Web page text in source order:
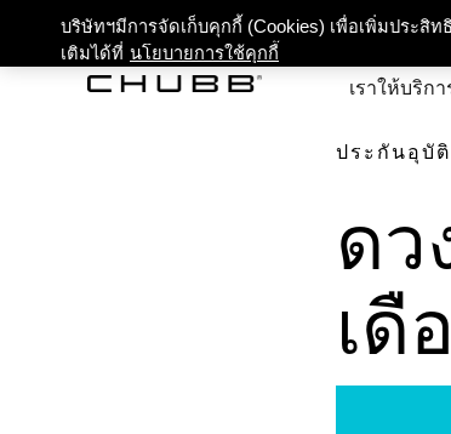
เราให้บริกา
ประกันอุบัติ
ดว
เดื
บริษัทฯมีการจัดเก็บคุกกี้ (Cookies) เพื่อเพิ่มประสิ
เติมได้ที่ นโยบายการใช้คุกกี้